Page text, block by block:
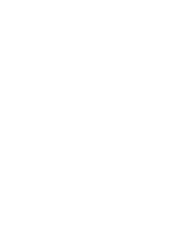
2025